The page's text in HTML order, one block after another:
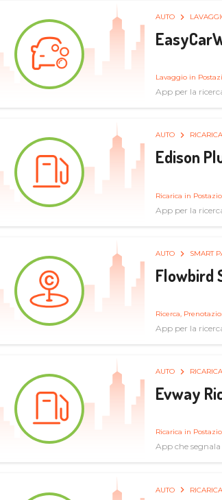
AUTO
Lavaggio in
App per la
AUTO
Edison
Ricarica in
App per la
AUTO SMART
Flowbird
Ricerca,
App per la
AUTO
Evway
Ricarica in
App che
AUTO